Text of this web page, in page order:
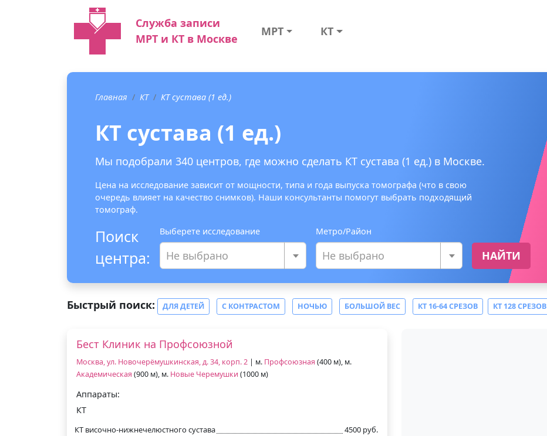
Служба записи
МРТ и КТ в Москве
МРТ КТ
Главная КТ КТ сустава (1 ед.)
КТ сустава (1 ед.)
Мы подобрали 340 центров, где можно сделать КТ сустава (1 ед.) в Москве.
Цена на исследование зависит от мощности, типа и года выпуска томографа (что в свою
очередь влияет на качество снимков). Наши консультанты помогут выбрать подходящий
томограф.
Поиск
центра:
Выберете исследование
Не выбрано
Метро/Район
Не выбрано НАЙТИ
Быстрый поиск: ДЛЯ ДЕТЕЙ С КОНТРАСТОМ НОЧЬЮ БОЛЬШОЙ ВЕС КТ 16-64 СРЕЗОВ КТ 128 СРЕЗОВ
Бест Клиник на Профсоюзной
Москва, ул. Новочерёмушкинская, д. 34, корп. 2 | м. Профсоюзная (400 м), м.
Академическая (900 м), м. Новые Черемушки (1000 м)
Аппараты:
КТ
КТ височно-нижнечелюстного сустава 4500 руб.